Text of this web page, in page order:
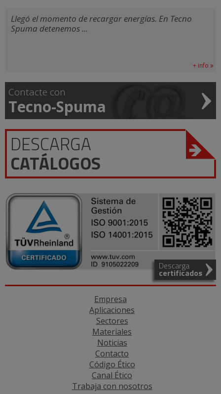
Llegó el momento de recargar energías. En Tecno
Spuma detenemos ...
+ info
Contacte con
Tecno-Spuma
DESCARGA
CATÁLOGOS
Descarga
certificados
Empresa
Aplicaciones
Sectores
Materiales
Noticias
Contacto
Código Ético
Canal Ético
Trabaja con nosotros